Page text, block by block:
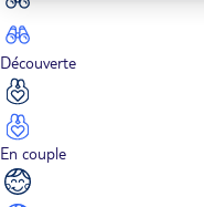
Découverte
En couple